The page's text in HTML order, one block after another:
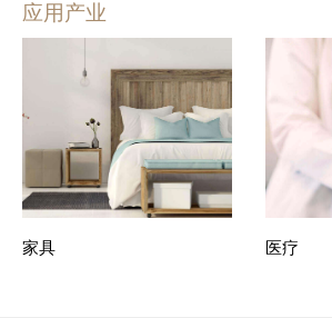
应用产业
家具 医疗